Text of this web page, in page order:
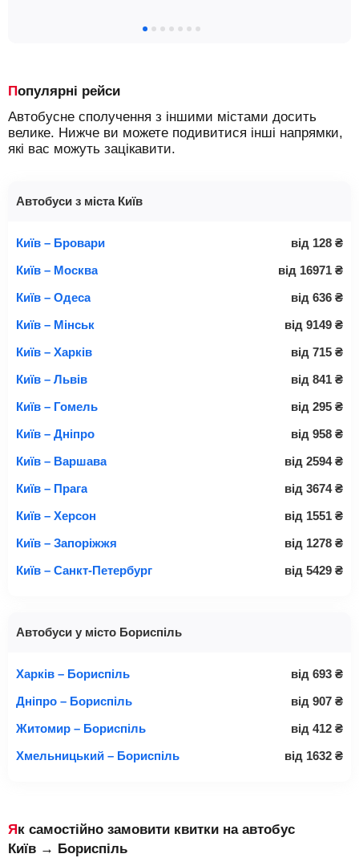
Популярні рейси
Автобусне сполучення з іншими містами досить
велике. Нижче ви можете подивитися інші напрямки,
які вас можуть зацікавити.
Автобуси з міста Київ
Київ – Бровари від 128 ₴
Київ – Москва
від 16971 ₴
Київ – Одеса
від 636 ₴
Київ – Мінськ
від 9149 ₴
Київ – Харків
від 715 ₴
Київ – Львів
від 841 ₴
Київ – Гомель
від 295 ₴
Київ – Дніпро
від 958 ₴
Київ – Варшава
від 2594 ₴
Київ – Прага
від 3674 ₴
Київ – Херсон
від 1551 ₴
Київ – Запоріжжя
від 1278 ₴
Київ – Санкт-Петербург
від 5429 ₴
Автобуси у місто Бориспіль
Харків – Бориспіль від 693 ₴
Дніпро – Бориспіль
від 907 ₴
Житомир – Бориспіль
від 412 ₴
Хмельницький – Бориспіль
від 1632 ₴
Як самостійно замовити квитки на автобус
Київ → Бориспіль